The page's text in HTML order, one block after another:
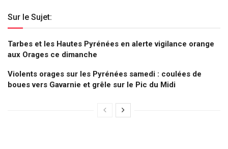
Sur le Sujet:
Tarbes et les Hautes Pyrénées en alerte vigilance orange
aux Orages ce dimanche
Violents orages sur les Pyrénées samedi : coulées de
boues vers Gavarnie et grêle sur le Pic du Midi